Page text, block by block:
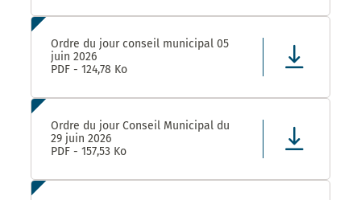
Ordre du jour conseil municipal 05
juin 2026
PDF - 124,78 Ko
Ordre du jour Conseil Municipal du
29 juin 2026
PDF - 157,53 Ko